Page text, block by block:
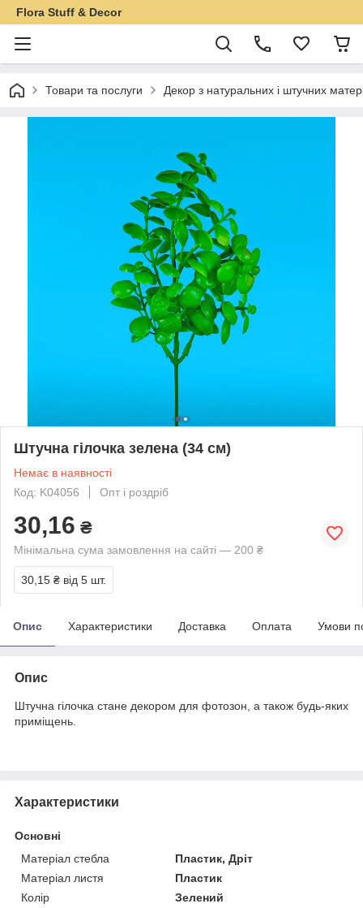
Flora Stuff & Decor
Товари та послуги Декор з натуральних і штучних
Штучна гілочка зелена (34 см)
Немає в наявності
Код: K04056
Опт і роздріб
30,16 ₴
Мінімальна сума замовлення на сайті — 200 ₴
30,15 ₴ від 5 шт.
Опис Характеристики Доставка Оплата Умови
Опис
Штучна гілочка стане декором для фотозон, а також будь-яких
приміщень.
Характеристики
Основні
Матеріал стебла
Пластик, Дріт
Матеріал листя
Пластик
Колір
Зелений